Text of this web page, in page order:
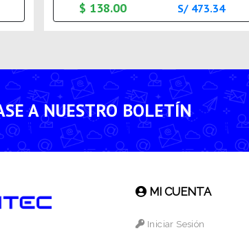
$ 138.00 S/ 473.34
A NUESTRO BOLETÍN
MI CUENTA
Iniciar Sesión